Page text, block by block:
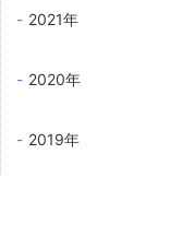
2021年
2020年
2019年